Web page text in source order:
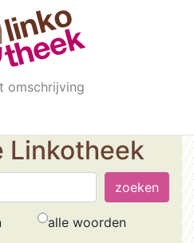
omschrijving
Linkotheek
alle woorden